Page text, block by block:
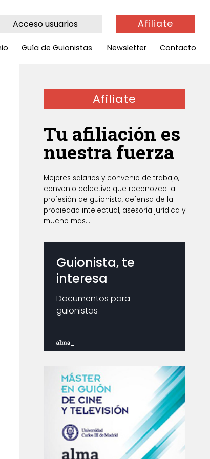
Acceso usuarios Afiliate
Guía de Guionistas Newsletter Contacto
Afiliate
Tu afiliación es
nuestra fuerza
Mejores salarios y convenio de trabajo,
convenio colectivo que reconozca la
profesión de guionista, defensa de la
propiedad intelectual, asesoría jurídica y
mucho mas...
Guionista, te
interesa
Documentos para
guionistas